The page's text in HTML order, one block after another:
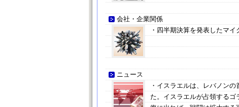
会社・企業関係
・四半期決算を発表したマ
ニュース
・イスラエルは、レバノン
た。イスラエルが占領する